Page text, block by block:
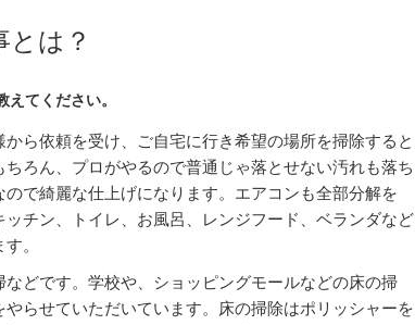
とは？
えてください。
ら依頼を受け、ご自宅に行き希望の場所を掃除すると
ろん、プロがやるので普通じゃ落とせない汚れも落ち
ので綺麗な仕上げになります。エアコンも全部分解を
ッチン、トイレ、お風呂、レンジフード、ベランダなど
。
などです。学校や、ショッピングモールなどの床の掃
やらせていただいています。床の掃除はポリッシャーを